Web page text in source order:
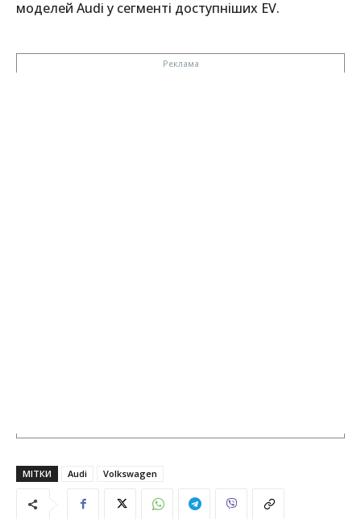
моделей Audi у сегменті доступніших EV.
МІТКИ Audi Volkswagen